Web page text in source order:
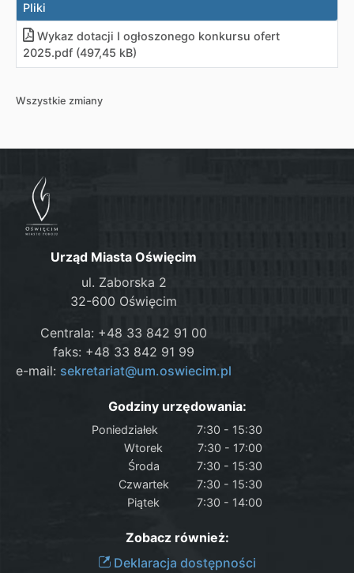
Pliki
Wykaz dotacji I ogłoszonego konkursu ofert
2025.pdf (497,45 kB)
Wszystkie zmiany
Urząd Miasta Oświęcim
ul. Zaborska 2
32-600 Oświęcim
Centrala: +48 33 842 91 00
faks: +48 33 842 91 99
e-mail: sekretariat@um.oswiecim.pl
Godziny urzędowania:
Poniedziałek
7:30 - 15:30
Wtorek
7:30 - 17:00
Środa
7:30 - 15:30
Czwartek
7:30 - 15:30
Piątek
7:30 - 14:00
Zobacz również:
Deklaracja dostępności